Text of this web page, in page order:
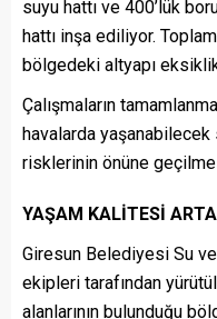
suyu hattı ve 400’lük
hattı inşa ediliyor.
bölgedeki altyapı
Çalışmaların
havalarda
risklerinin önüne
YAŞAM KALİTESİ
Giresun Belediyesi Su
ekipleri tarafından
alanlarının bulunduğu